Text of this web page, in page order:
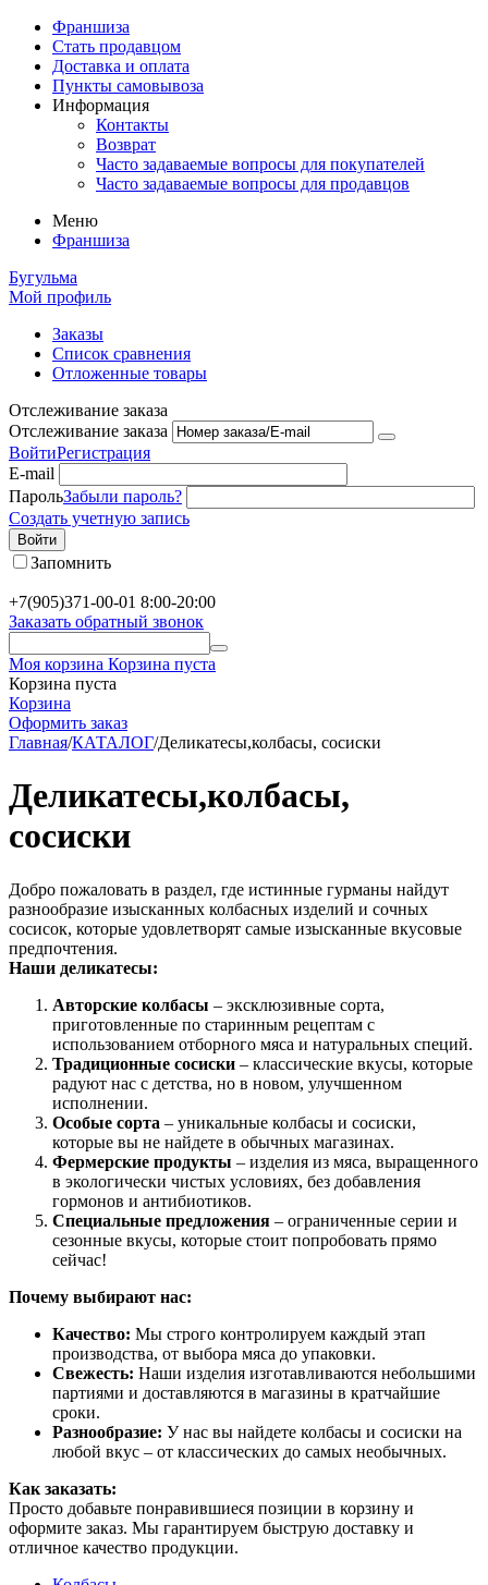
Франшиза
Стать продавцом
Доставка и оплата
Пункты самовывоза
Информация
Контакты
Возврат
Часто задаваемые вопросы для покупателей
Часто задаваемые вопросы для продавцов
Меню
Франшиза
Бугульма
Мой профиль
Заказы
Список сравнения
Отложенные товары
Отслеживание заказа
Отслеживание заказа
ВойтиРегистрация
E-mail
ПарольЗабыли пароль?
Создать учетную запись
Войти
Запомнить
+7(905)371-00-01 8:00-20:00
Заказать обратный звонок
Моя корзина Корзина пуста
Корзина пуста
Корзина
Оформить заказ
Главная/КАТАЛОГ/Деликатесы,колбасы, сосиски
Деликатесы,колбасы,
сосиски
Добро пожаловать в раздел, где истинные гурманы найдут
разнообразие изысканных колбасных изделий и сочных
сосисок, которые удовлетворят самые изысканные вкусовые
предпочтения.
Наши деликатесы:
Авторские колбасы – эксклюзивные сорта,
приготовленные по старинным рецептам с
использованием отборного мяса и натуральных специй.
Традиционные сосиски – классические вкусы, которые
радуют нас с детства, но в новом, улучшенном
исполнении.
Особые сорта – уникальные колбасы и сосиски,
которые вы не найдете в обычных магазинах.
Фермерские продукты – изделия из мяса, выращенного
в экологически чистых условиях, без добавления
гормонов и антибиотиков.
Специальные предложения – ограниченные серии и
сезонные вкусы, которые стоит попробовать прямо
сейчас!
Почему выбирают нас:
Качество: Мы строго контролируем каждый этап
производства, от выбора мяса до упаковки.
Свежесть: Наши изделия изготавливаются небольшими
партиями и доставляются в магазины в кратчайшие
сроки.
Разнообразие: У нас вы найдете колбасы и сосиски на
любой вкус – от классических до самых необычных.
Как заказать:
Просто добавьте понравившиеся позиции в корзину и
оформите заказ. Мы гарантируем быструю доставку и
отличное качество продукции.